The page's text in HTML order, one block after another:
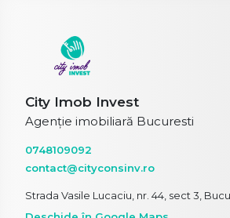
City Imob Invest
Agenție imobiliară Bucuresti
0748109092
contact@cityconsinv.ro
Strada Vasile Lucaciu, nr. 44, sect 3,